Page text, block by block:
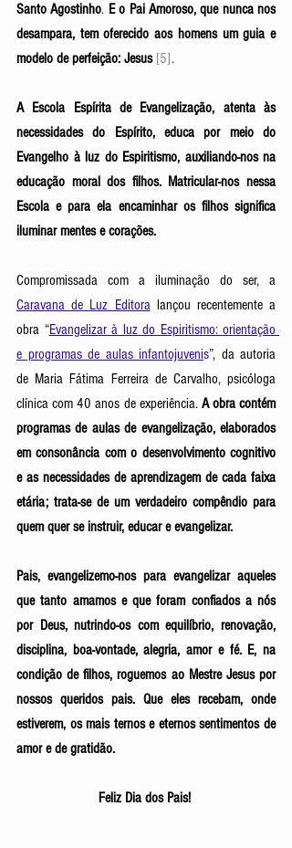
Santo Agostinho. E o Pai Amoroso, que nunca nos
desampara, tem oferecido aos homens um guia e
modelo de perfeição: Jesus [5].
A Escola Espírita de Evangelização, atenta às
necessidades do Espírito, educa por meio do
Evangelho à luz do Espiritismo, auxiliando-nos na
educação moral dos filhos. Matricular-nos nessa
Escola e para ela encaminhar os filhos significa
iluminar mentes e corações.
Caravana de Luz Editora lançou recentemente a
obra “Evangelizar à luz do Espiritismo: orientação
e programas de aulas infantojuvenis”, da autoria
de Maria Fátima Ferreira de Carvalho, psicóloga
clínica com 40 anos de experiência. A obra contém
programas de aulas de evangelização, elaborados
em consonância com o desenvolvimento cognitivo
e as necessidades de aprendizagem de cada faixa
etária; trata-se de um verdadeiro compêndio para
quem quer se instruir, educar e evangelizar.
Pais, evangelizemo-nos para evangelizar aqueles
que tanto amamos e que foram confiados a nós
por Deus, nutrindo-os com equilíbrio, renovação,
disciplina, boa-vontade, alegria, amor e fé. E, na
condição de filhos, roguemos ao Mestre Jesus por
nossos queridos pais. Que eles recebam, onde
estiverem, os mais ternos e eternos sentimentos de
amor e de gratidão.
Feliz Dia dos Pais!